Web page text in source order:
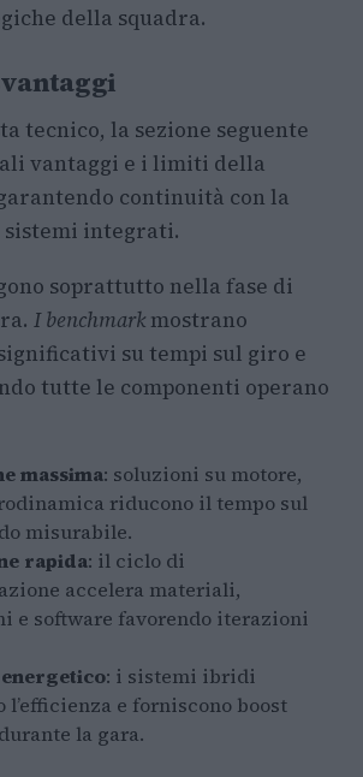
della squadra.
tecnico, la sezione seguente
vantaggi e i limiti della
continuità con la
integrati.
soprattutto nella fase di
I benchmark mostrano
su tempi sul giro e
tutte le componenti operano
massima: soluzioni su motore,
riducono il tempo sul
misurabile.
rapida: il ciclo di
accelera materiali,
e software favorendo iterazioni
: i sistemi ibridi
l’efficienza e forniscono boost
la gara.